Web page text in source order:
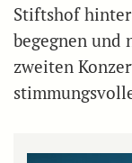
Stiftshof
begegnen und
zweiten